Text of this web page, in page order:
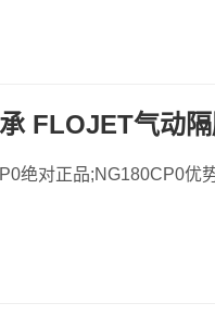
FLOJET气动
绝对正品;NG180CP0优